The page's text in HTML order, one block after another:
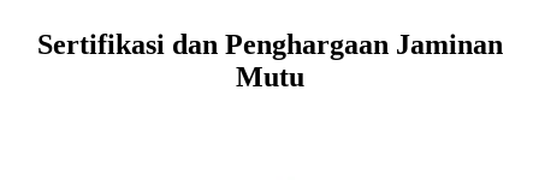
Sertifikasi dan Penghargaan Jaminan
Mutu